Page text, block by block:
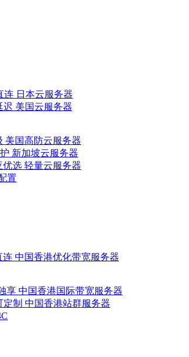
连 日本云服务器
迟 美国云服务器
美国高防云服务器
新加坡云服务器
优选 轻量云服务器
置
连 中国香港优化带宽服务器
享 中国香港国际带宽服务器
制 中国香港站群服务器